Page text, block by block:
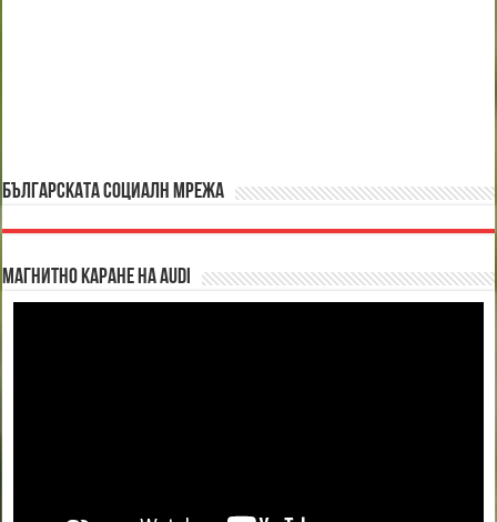
БЪЛГАРСКАТА СОЦИАЛН МРЕЖА
Магнитно каране на Audi